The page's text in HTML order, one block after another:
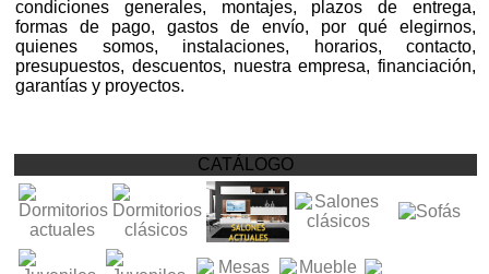
condiciones generales, montajes, plazos de entrega,
formas de pago, gastos de envío, por qué elegirnos,
quienes somos, instalaciones, horarios, contacto,
presupuestos, descuentos, nuestra empresa, financiación,
garantías y proyectos.
CATÁLOGO